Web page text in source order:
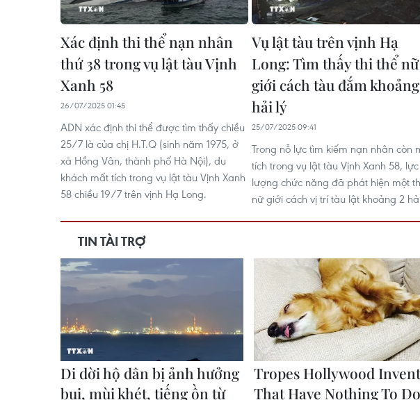
Xác định thi thể nạn nhân
thứ 38 trong vụ lật tàu Vịnh
Xanh 58
26/07/2025 01:45
ADN xác định thi thể được tìm thấy chiều
25/7 là của chị H.T.Q (sinh năm 1975, ở
xã Hồng Vân, thành phố Hà Nội), du
khách mất tích trong vụ lật tàu Vịnh Xanh
58 chiều 19/7 trên vịnh Hạ Long.
Vụ lật tàu trên vịnh Hạ
Long: Tìm thấy thi thể nữ
giới cách tàu đắm
hải lý
25/07/2025 09:41
Trong nỗ lực tìm kiếm nạn nhân còn
tích trong vụ lật tàu Vịnh Xanh 58, lực
lượng chức năng đã phát hiện một
nữ giới cách vị trí tàu lật khoảng 2